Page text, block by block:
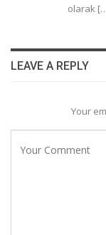
olarak
LEAVE A REPLY
Your